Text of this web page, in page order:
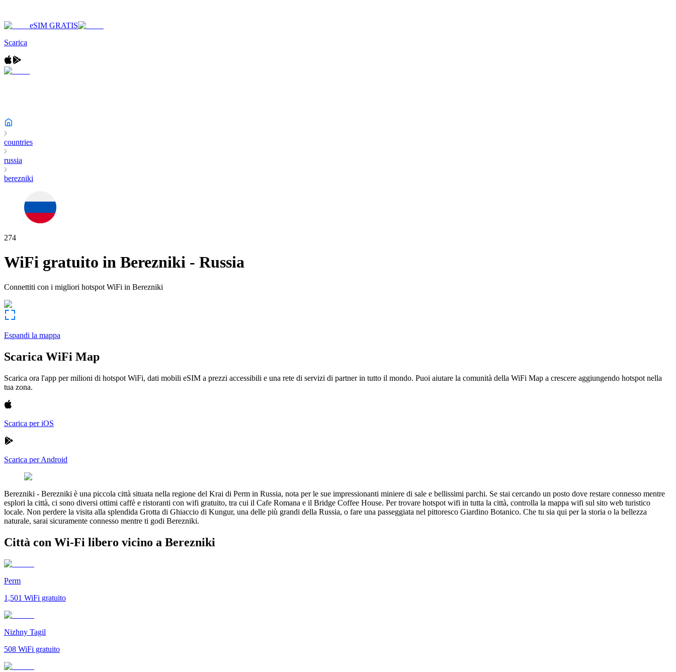
eSIM GRATIS
Scarica
countries
russia
berezniki
274
WiFi gratuito in Berezniki - Russia
Connettiti con i migliori hotspot WiFi in Berezniki
Espandi la mappa
Scarica WiFi Map
Scarica ora l'app per milioni di hotspot WiFi, dati mobili eSIM a prezzi accessibili e una rete di servizi di partner in tutto il mondo. Puoi aiutare la comunità della WiFi Map a crescere aggiungendo hotspot nella
tua zona.
Scarica per iOS
Scarica per Android
Berezniki - Berezniki è una piccola città situata nella regione del Krai di Perm in Russia, nota per le sue impressionanti miniere di sale e bellissimi parchi. Se stai cercando un posto dove restare connesso mentre
esplori la città, ci sono diversi ottimi caffè e ristoranti con wifi gratuito, tra cui il Cafe Romana e il Bridge Coffee House. Per trovare hotspot wifi in tutta la città, controlla la mappa wifi sul sito web turistico
locale. Non perdere la visita alla splendida Grotta di Ghiaccio di Kungur, una delle più grandi della Russia, o fare una passeggiata nel pittoresco Giardino Botanico. Che tu sia qui per la storia o la bellezza
naturale, sarai sicuramente connesso mentre ti godi Berezniki.
Città con Wi-Fi libero vicino a Berezniki
Perm
1,501 WiFi gratuito
Nizhny Tagil
508 WiFi gratuito